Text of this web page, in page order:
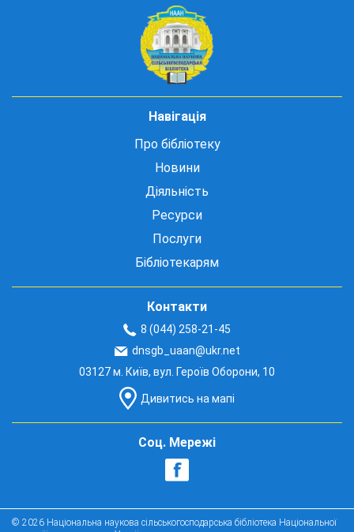
Навігація
Про бібліотеку
Новини
Діяльність
Ресурси
Послуги
Бібліотекарям
Контакти
8 (044) 258-21-45
dnsgb_uaan@ukr.net
03127 м. Київ, вул. Героїв Оборони, 10
Дивитись на мапі
Соц. Мережі
© 2026 Національна наукова сільськогосподарська бібліотека Національної